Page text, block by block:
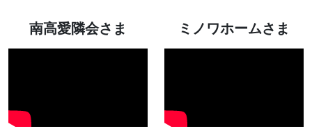
南高愛隣会さま ミノワホームさま